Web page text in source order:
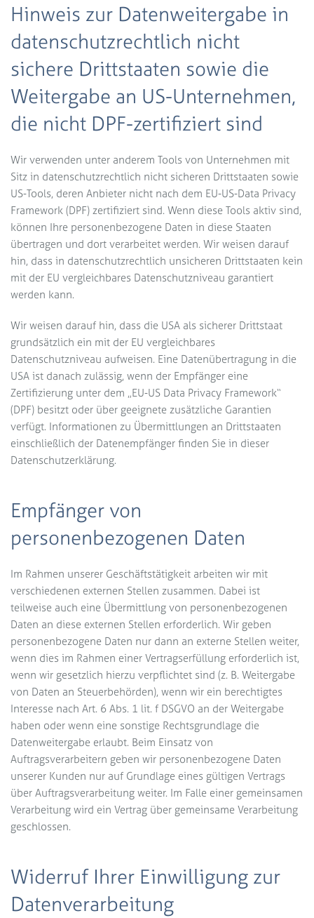
Hinweis zur Datenweitergabe in
datenschutzrechtlich nicht
sichere Drittstaaten sowie die
Weitergabe an US-Unternehmen,
die nicht DPF-zertifiziert sind
Wir verwenden unter anderem Tools von Unternehmen mit
Sitz in datenschutzrechtlich nicht sicheren Drittstaaten sowie
US-Tools, deren Anbieter nicht nach dem EU-US-Data Privacy
Framework (DPF) zertifiziert sind. Wenn diese Tools aktiv sind,
können Ihre personenbezogene Daten in diese Staaten
übertragen und dort verarbeitet werden. Wir weisen darauf
hin, dass in datenschutzrechtlich unsicheren Drittstaaten kein
mit der EU vergleichbares Datenschutzniveau garantiert
werden kann.
Wir weisen darauf hin, dass die USA als sicherer Drittstaat
grundsätzlich ein mit der EU vergleichbares
Datenschutzniveau aufweisen. Eine Datenübertragung in die
USA ist danach zulässig, wenn der Empfänger eine
Zertifizierung unter dem „EU-US Data Privacy Framework“
(DPF) besitzt oder über geeignete zusätzliche Garantien
verfügt. Informationen zu Übermittlungen an Drittstaaten
einschließlich der Datenempfänger finden Sie in dieser
Datenschutzerklärung.
Empfänger von
personenbezogenen Daten
Im Rahmen unserer Geschäftstätigkeit arbeiten wir mit
verschiedenen externen Stellen zusammen. Dabei ist
teilweise auch eine Übermittlung von personenbezogenen
Daten an diese externen Stellen erforderlich. Wir geben
personenbezogene Daten nur dann an externe Stellen weiter,
wenn dies im Rahmen einer Vertragserfüllung erforderlich ist,
wenn wir gesetzlich hierzu verpflichtet sind (z. B. Weitergabe
von Daten an Steuerbehörden), wenn wir ein berechtigtes
Interesse nach Art. 6 Abs. 1 lit. f DSGVO an der Weitergabe
haben oder wenn eine sonstige Rechtsgrundlage die
Datenweitergabe erlaubt. Beim Einsatz von
Auftragsverarbeitern geben wir personenbezogene Daten
unserer Kunden nur auf Grundlage eines gültigen Vertrags
über Auftragsverarbeitung weiter. Im Falle einer gemeinsamen
Verarbeitung wird ein Vertrag über gemeinsame Verarbeitung
geschlossen.
Widerruf Ihrer Einwilligung zur
Datenverarbeitung